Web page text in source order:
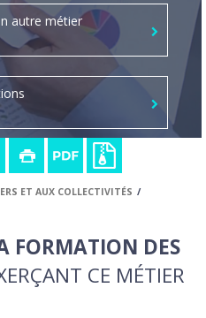
autre métier
ET AUX COLLECTIVITÉS
FORMATION DES
CE MÉTIER